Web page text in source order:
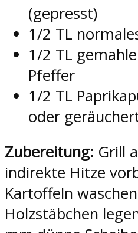
(gepresst)
1/2 TL
1/2 TL
Pfeffer
1/2 TL
oder
Zubereitung: Grill
indirekte Hitze
Kartoffeln
Holzstäbchen